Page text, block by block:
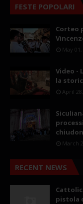
FESTE POPOLARI
Corteo
May
Video -
la
April
March
RECENT NEWS
pistola